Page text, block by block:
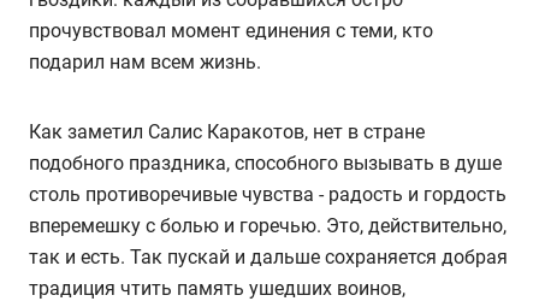
прочувствовал момент единения с теми, кто
подарил нам всем жизнь.
Как заметил Салис Каракотов, нет в стране
подобного праздника, способного вызывать в душе
столь противоречивые чувства - радость и гордость
вперемешку с болью и горечью. Это, действительно,
так и есть. Так пускай и дальше сохраняется добрая
традиция чтить память ушедших воинов,